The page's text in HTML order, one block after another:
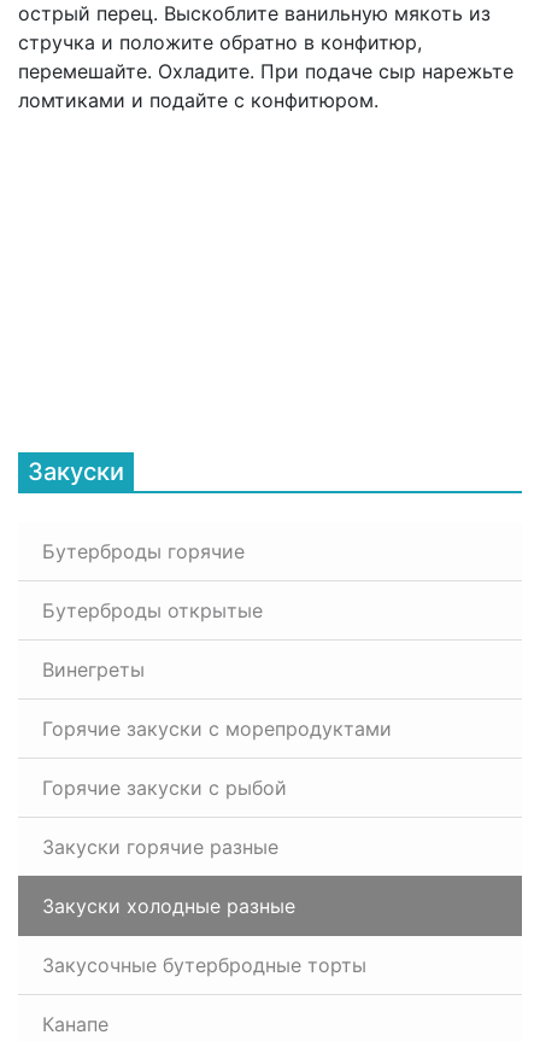
острый перец. Выскоблите ванильную мякоть из
стручка и положите обратно в конфитюр,
перемешайте. Охладите. При подаче сыр нарежьте
ломтиками и подайте с конфитюром.
Закуски
Бутерброды горячие
Бутерброды открытые
Винегреты
Горячие закуски с морепродуктами
Горячие закуски с рыбой
Закуски горячие разные
Закуски холодные разные
Закусочные бутербродные торты
Канапе